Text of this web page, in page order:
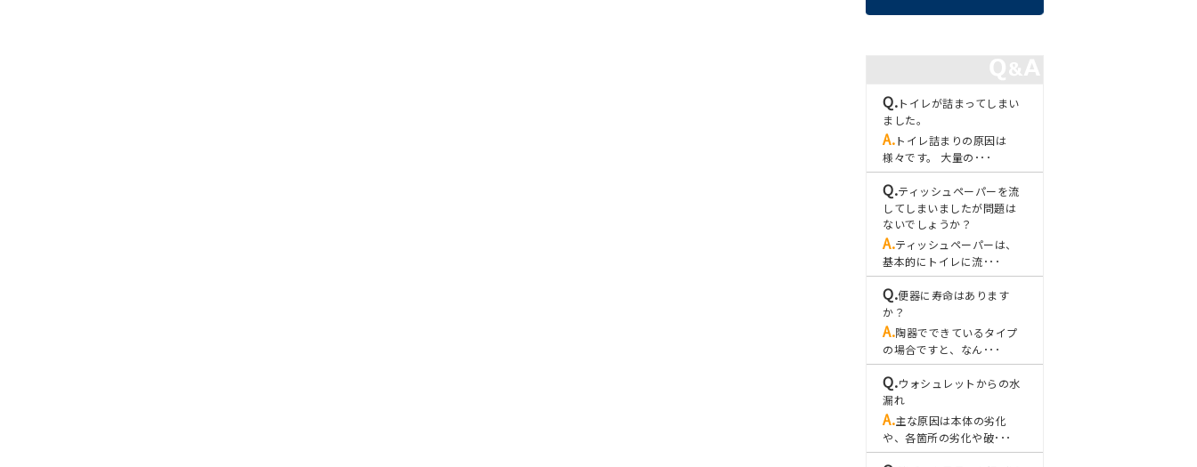
トイレが詰まってしまい
ました。
トイレ詰まりの原因は
様々です。 大量の･･･
ティッシュペーパーを流
してしまいましたが問題は
ないでしょうか？
ティッシュペーパーは、
基本的にトイレに流･･･
便器に寿命はあります
か？
陶器でできているタイプ
の場合ですと、なん･･･
ウォシュレットからの水
漏れ
主な原因は本体の劣化
や、各箇所の劣化や破･･･